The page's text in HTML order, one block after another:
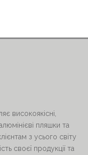
високоякісні,
пляшки та
з усього світу
своєї продукції та